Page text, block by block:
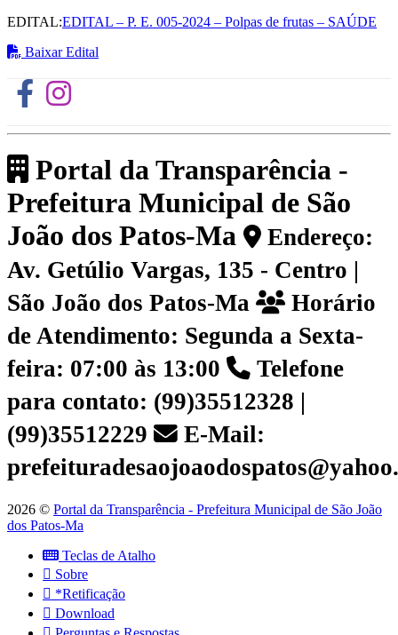
EDITAL:EDITAL – P. E. 005-2024 – Polpas de frutas – SAÚDE
Baixar Edital
Portal da Transparência -
Prefeitura Municipal de São
João dos Patos-Ma
Endereço:
Av. Getúlio Vargas, 135 - Centro |
São João dos Patos-Ma
Horário
de Atendimento: Segunda a Sexta-
feira: 07:00 às 13:00
Telefone
para contato: (99)35512328 |
(99)35512229
E-Mail:
2026 © Portal da Transparência - Prefeitura Municipal de São João
dos Patos-Ma
Teclas de Atalho
Sobre
*Retificação
Download